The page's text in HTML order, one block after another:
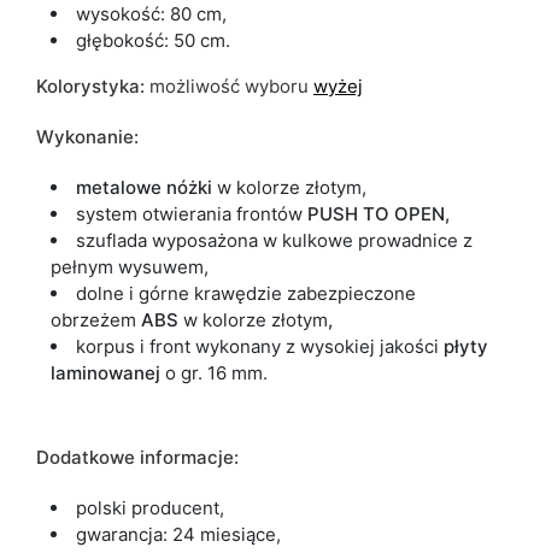
wysokość: 80 cm,
głębokość: 50 cm.
Kolorystyka: możliwość wyboru wyżej
Wykonanie:
metalowe nóżki w kolorze złotym,
system otwierania frontów PUSH TO OPEN,
szuflada wyposażona w kulkowe prowadnice z
pełnym wysuwem,
dolne i górne krawędzie zabezpieczone
obrzeżem ABS w kolorze złotym,
korpus i front wykonany z wysokiej jakości płyty
laminowanej o gr. 16 mm.
Dodatkowe informacje:
polski producent,
gwarancja: 24 miesiące,